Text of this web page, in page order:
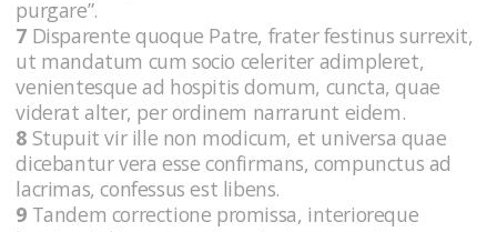
purgare”.
7 Disparente quoque Patre, frater festinus surrexit,
ut mandatum cum socio celeriter adimpleret,
venientesque ad hospitis domum, cuncta, quae
viderat alter, per ordinem narrarunt eidem.
8 Stupuit vir ille non modicum, et universa quae
dicebantur vera esse confirmans, compunctus ad
lacrimas, confessus est libens.
9 Tandem correctione promissa, interioreque